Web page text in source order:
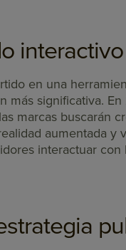
interactivo
en una
más significativa.
marcas buscarán
aumentada y
interactuar